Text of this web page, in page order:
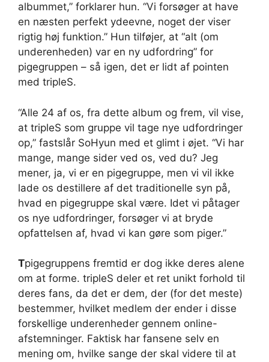
albummet,” forklarer hun. “Vi forsøger at have
en næsten perfekt ydeevne, noget der viser
rigtig høj funktion.” Hun tilføjer, at “alt (om
underenheden) var en ny udfordring” for
pigegruppen – så igen, det er lidt af pointen
med tripleS.
“Alle 24 af os, fra dette album og frem, vil vise,
at tripleS som gruppe vil tage nye udfordringer
op,” fastslår SoHyun med et glimt i øjet. “Vi har
mange, mange sider ved os, ved du? Jeg
mener, ja, vi er en pigegruppe, men vi vil ikke
lade os destillere af det traditionelle syn på,
hvad en pigegruppe skal være. Idet vi påtager
os nye udfordringer, forsøger vi at bryde
opfattelsen af, hvad vi kan gøre som piger.”
Tpigegruppens fremtid er dog ikke deres alene
om at forme. tripleS deler et ret unikt forhold til
deres fans, da det er dem, der (for det meste)
bestemmer, hvilket medlem der ender i disse
forskellige underenheder gennem online-
afstemninger. Faktisk har fansene selv en
mening om, hvilke sange der skal videre til at